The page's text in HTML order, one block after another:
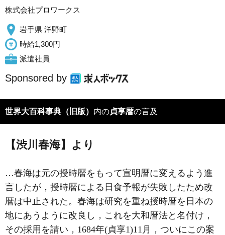
株式会社プロワークス
岩手県 洋野町
時給1,300円
派遣社員
Sponsored by
世界大百科事典（旧版） 内の貞享暦の言及
【渋川春海】より
…春海は元の授時暦をもって宣明暦に変えるよう進
言したが，授時暦による日食予報が失敗したため改
暦は中止された。春海は研究を重ね授時暦を日本の
地にあうように改良し，これを大和暦法と名付け，
その採用を請い，1684年(貞享1)11月，ついにこの案